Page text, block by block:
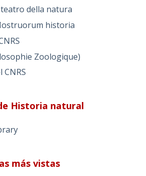
della natura
historia
Zoologique)
CNRS
Historia natural
más vistas